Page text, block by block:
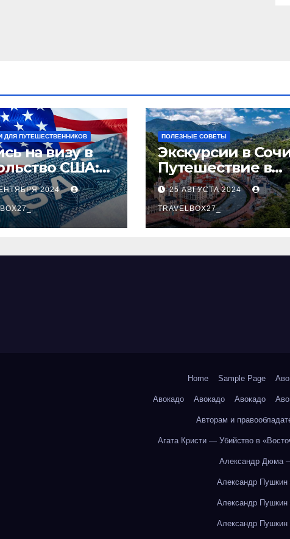
ДЛЯ ПУТЕШЕСТВЕННИКОВ
на визу в
США:
2024
ПОЛЕЗНЫЕ СОВЕТЫ
Экскурсии в
Путешествие в
сердце
Черноморского
курорта
25 АВГУСТА 2024
TRAVELBOX27_
Home Sample Page
Авокадо Авокадо Авокадо
Авторам и
Агата Кристи — Убийство в
Александр Дюма
Александр
Александр
Александр